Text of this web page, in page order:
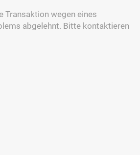
Transaktion wegen eines
abgelehnt. Bitte kontaktieren